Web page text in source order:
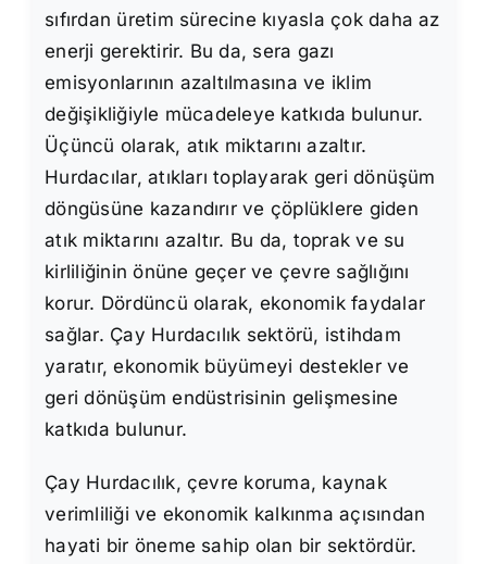
sıfırdan üretim sürecine kıyasla çok daha az
enerji gerektirir. Bu da, sera gazı
emisyonlarının azaltılmasına ve iklim
değişikliğiyle mücadeleye katkıda bulunur.
Üçüncü olarak, atık miktarını azaltır.
Hurdacılar, atıkları toplayarak geri dönüşüm
döngüsüne kazandırır ve çöplüklere giden
atık miktarını azaltır. Bu da, toprak ve su
kirliliğinin önüne geçer ve çevre sağlığını
korur. Dördüncü olarak, ekonomik faydalar
sağlar. Çay Hurdacılık sektörü, istihdam
yaratır, ekonomik büyümeyi destekler ve
geri dönüşüm endüstrisinin gelişmesine
katkıda bulunur.
Çay Hurdacılık, çevre koruma, kaynak
verimliliği ve ekonomik kalkınma açısından
hayati bir öneme sahip olan bir sektördür.